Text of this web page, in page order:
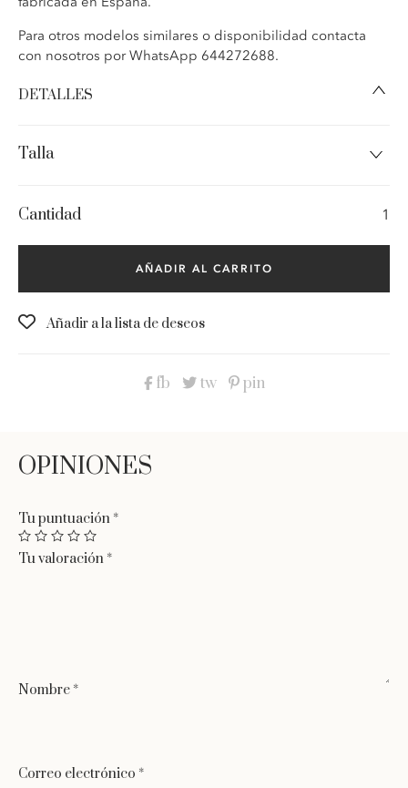
Para otros modelos similares o disponibilidad contacta
con nosotros por WhatsApp 644272688.
DETALLES
Sandalia cruzada yute, plantilla piel acolchada, cierre
Suela:goma antideslizante, plataforma ultra ligera.
Material:piel interior y exterior yute.
Cierre:
hebilla tobillo.
cruzada
AÑADIR AL CARRITO
Añadir a la lista de deseos
fb tw pin
Tu puntuación *
Tu valoración *
Nombre *
Correo electrónico *